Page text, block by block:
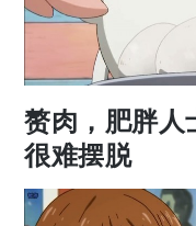
赘肉，肥胖人
很难摆脱